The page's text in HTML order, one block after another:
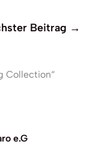
Beitrag →
Collection“
e.G